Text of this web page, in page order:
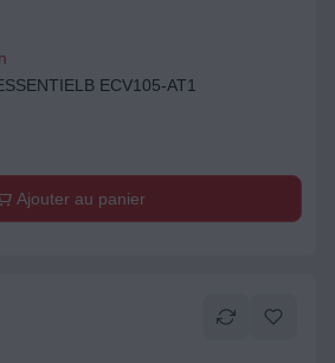
ECV105-AT1
Ajouter au panier